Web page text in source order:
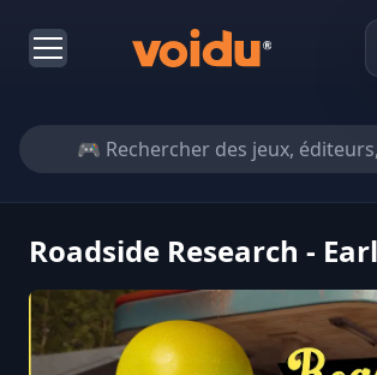
Roadside Research -